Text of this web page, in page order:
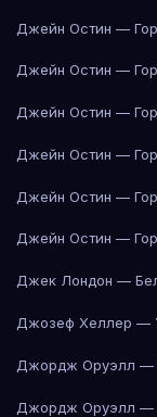
Джейн Остин —
Джейн Остин —
Джейн Остин —
Джейн Остин —
Джейн Остин —
Джейн Остин —
Джек Лондон —
Джозеф Хеллер —
Джордж Оруэлл —
Джордж Оруэлл —